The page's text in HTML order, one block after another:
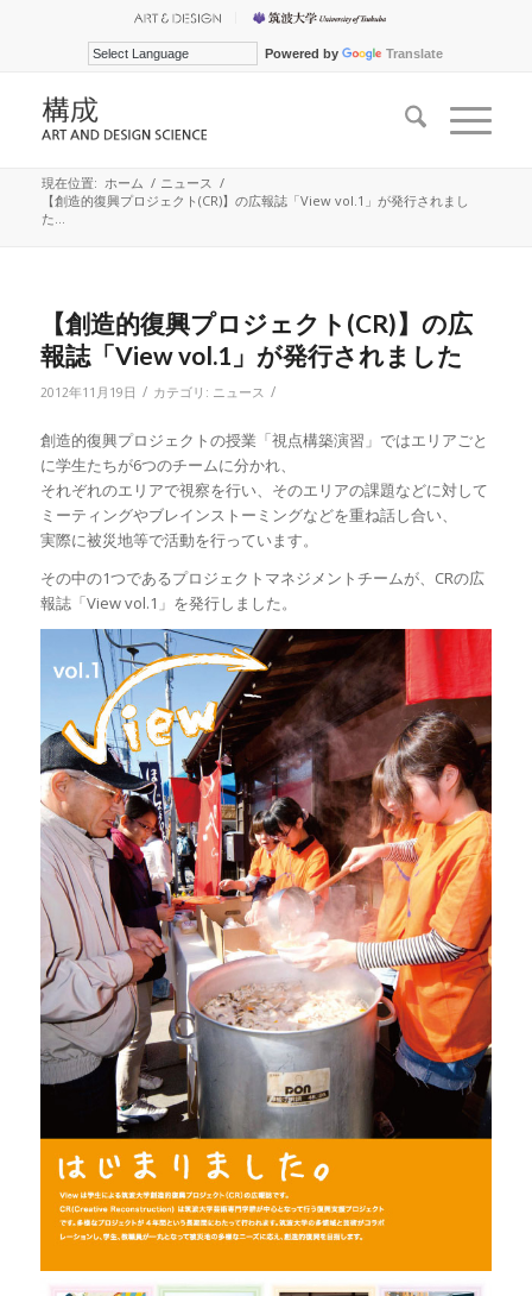
Powered by Translate
現在位置: ホーム / ニュース /
【創造的復興プロジェクト(CR)】の広報誌「View vol.1」が発行されまし
た...
【創造的復興プロジェクト(CR)】の広
報誌「View vol.1」が発行されました
2012年11月19日 / カテゴリ: ニュース /
創造的復興プロジェクトの授業「視点構築演習」ではエリアごと
に学生たちが6つのチームに分かれ、
それぞれのエリアで視察を行い、そのエリアの課題などに対して
ミーティングやブレインストーミングなどを重ね話し合い、
実際に被災地等で活動を行っています。
その中の1つであるプロジェクトマネジメントチームが、CRの広
報誌「View vol.1」を発行しました。